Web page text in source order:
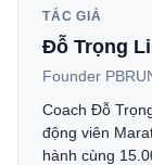
TÁC GIẢ
Đỗ Trọng
Founder
Coach Đỗ
động viên
hành cùng